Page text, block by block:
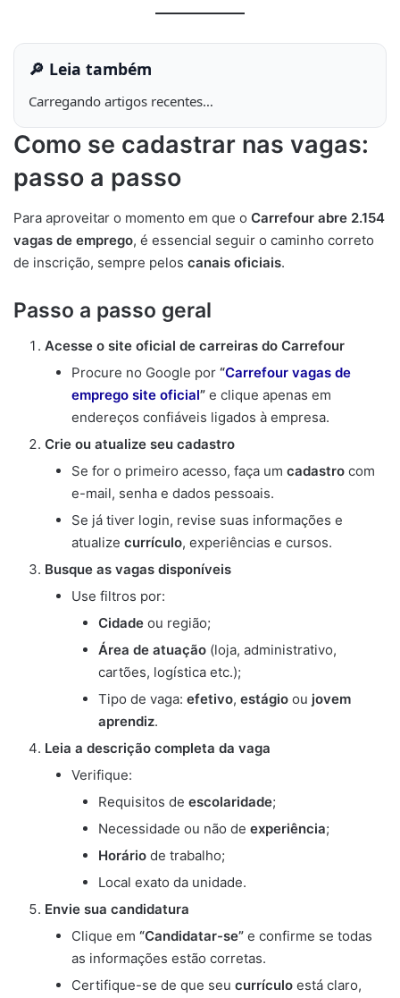
🔎 Leia também
Carregando artigos recentes…
Como se cadastrar nas vagas:
passo a passo
Para aproveitar o momento em que o Carrefour abre 2.154
vagas de emprego, é essencial seguir o caminho correto
de inscrição, sempre pelos canais oficiais.
Passo a passo geral
Acesse o site oficial de carreiras do Carrefour
Procure no Google por “Carrefour vagas de
emprego site oficial” e clique apenas em
endereços confiáveis ligados à empresa.
Crie ou atualize seu cadastro
Se for o primeiro acesso, faça um cadastro com
e-mail, senha e dados pessoais.
Se já tiver login, revise suas informações e
atualize currículo, experiências e cursos.
Busque as vagas disponíveis
Use filtros por:
Cidade ou região;
Área de atuação (loja, administrativo,
cartões, logística etc.);
Tipo de vaga: efetivo, estágio ou jovem
aprendiz.
Leia a descrição completa da vaga
Verifique:
Requisitos de escolaridade;
Necessidade ou não de experiência;
Horário de trabalho;
Local exato da unidade.
Envie sua candidatura
Clique em “Candidatar-se” e confirme se todas
as informações estão corretas.
Certifique-se de que seu currículo está claro,